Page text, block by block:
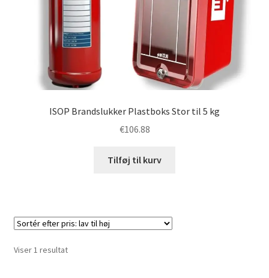
ISOP Brandslukker Plastboks Stor til 5 kg
€106.88
Tilføj til kurv
Viser 1 resultat